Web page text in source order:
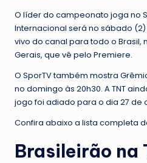
O líder do campeonato joga no
Internacional será no sábado
vivo do canal para todo o Brasil,
Gerais, que vê pelo Premiere.
O SporTV também mostra
no domingo às 20h30. A TNT
jogo foi adiado para o dia 27 de
Confira abaixo a lista completa
Brasileirão na